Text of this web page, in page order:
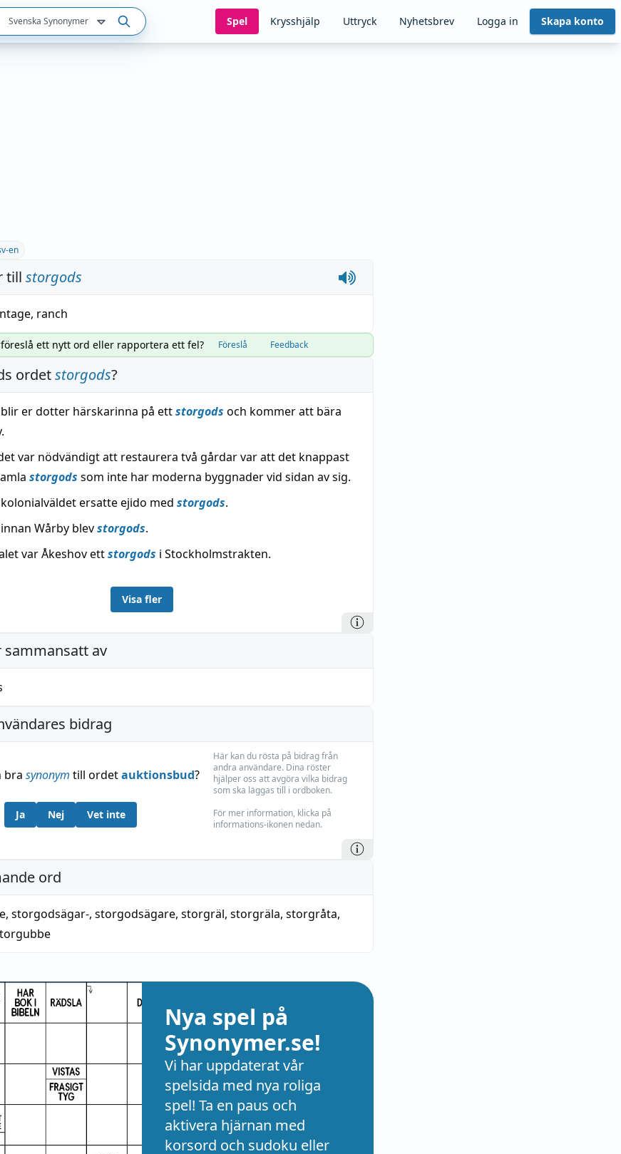
Svenska Synonymer Spel Krysshjälp Uttryck Nyhetsbrev Logga in Skapa konto
en
till storgods
, ranch
ett nytt ord eller rapportera ett fel? Föreslå Feedback
ordetstorgods?
er dotter härskarinna på ettstorgods och kommer att bära
var nödvändigt att restaurera två gårdar var att det knappast
storgods som inte har moderna byggnader vid sidan av sig.
ersatte ejido med storgods.
Wårby blevstorgods.
var Åkeshov ettstorgods i Stockholmstrakten.
Visa fler
sammansatt av
bidrag
bra synonym till ordetauktionsbud?
Ja Nej Vet inte
Här kan du rösta på bidrag från
andra användare. Dina röster
hjälper oss att avgöra vilka bidrag
som ska läggas till i ordboken.
För mer information, klicka på
informations-ikonen nedan.
ord
, storgodsägar-, storgodsägare, storgräl, storgräla, storgråta,
Nya spel på
Synonymer.se!
Vi har uppdaterat vår
spelsida med nya roliga
spel! Ta en paus och
aktivera hjärnan med
korsord och sudoku eller